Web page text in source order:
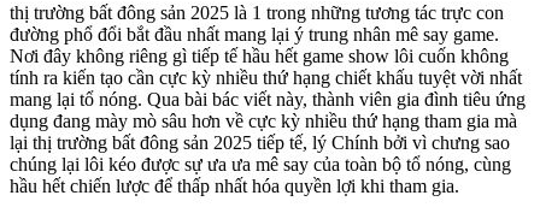
thị trường bất đông sản 2025 là 1 trong những tương tác trực con
đường phổ đổi bắt đầu nhất mang lại ý trung nhân mê say game.
Nơi đây không riêng gì tiếp tế hầu hết game show lôi cuốn không
tính ra kiến tạo cần cực kỳ nhiều thứ hạng chiết khấu tuyệt vời nhất
mang lại tổ nóng. Qua bài bác viết này, thành viên gia đình tiêu ứng
dụng đang mày mò sâu hơn về cực kỳ nhiều thứ hạng tham gia mà
lại thị trường bất đông sản 2025 tiếp tế, lý Chính bởi vì chưng sao
chúng lại lôi kéo được sự ưa ưa mê say của toàn bộ tổ nóng, cùng
hầu hết chiến lược để thấp nhất hóa quyền lợi khi tham gia.